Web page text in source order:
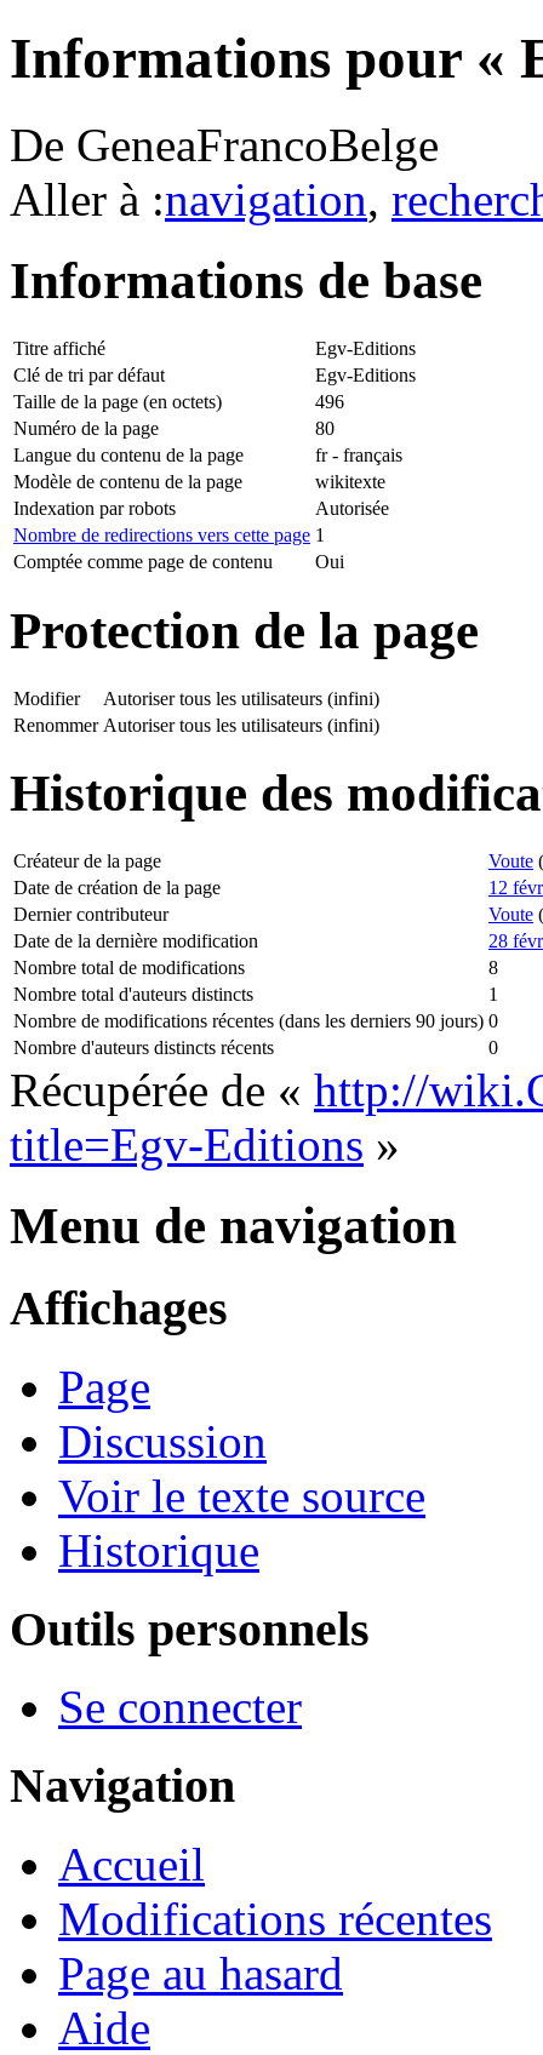
Informations pour «
De GeneaFrancoBelge
Aller à :navigation,
Informations de base
Titre affiché
Egv-Editions
Clé de tri par défaut
Egv-Editions
Taille de la page (en octets)
496
Numéro de la page
80
Langue du contenu de la page
fr - français
Modèle de contenu de la page
wikitexte
Indexation par robots
Autorisée
Nombre de redirections vers cette page 1
Comptée comme page de contenu
Oui
Protection de la page
Modifier
Autoriser tous les utilisateurs (infini)
Renommer Autoriser tous les utilisateurs (infini)
Historique des
Créateur de la page Voute (
Date de création de la page
12
Dernier contributeur
Voute (
Date de la dernière modification
28
Nombre total de modifications
8
Nombre total d'auteurs distincts
1
Nombre de modifications récentes (dans les derniers 90 jours) 0
Nombre d'auteurs distincts récents
0
Récupérée de « http://
title=Egv-Editions »
Menu de navigation
Affichages
Page
Discussion
Voir le texte source
Historique
Outils personnels
Se connecter
Navigation
Accueil
Modifications récentes
Page au hasard
Aide